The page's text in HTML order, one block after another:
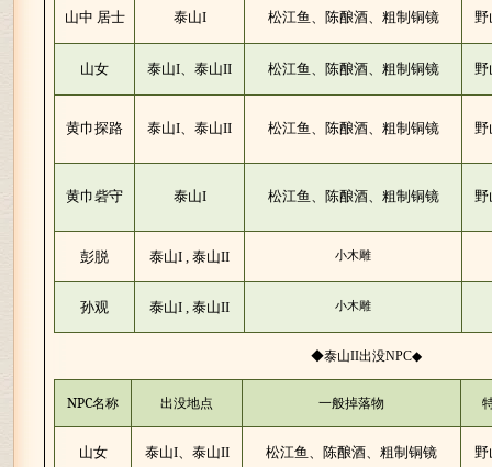
山中 居士 泰山I 松江鱼、陈酿酒、粗制铜镜
山女 泰山I、泰山II 松江鱼、陈酿酒、粗制铜镜
黄巾探路 泰山I、泰山II 松江鱼、陈酿酒、粗制铜镜
黄巾砦守 泰山I 松江鱼、陈酿酒、粗制铜镜
彭脱 泰山I ,泰山II 小木雕
孙观 泰山I ,泰山II 小木雕
◆泰山II出没NPC◆
NPC名称 出没地点 一般掉落物
山女 泰山I、泰山II 松江鱼、陈酿酒、粗制铜镜